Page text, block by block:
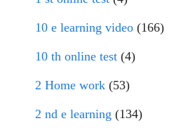
10 e learning video (166)
10 th online test (4)
2 Home work (53)
2 nd e learning (134)